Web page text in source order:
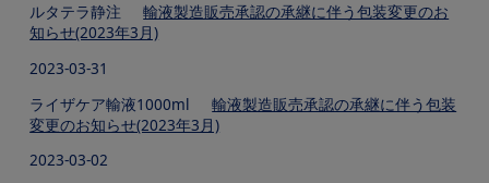
ルタテラ静注
輸液製造販売承認の承継に伴う包装変更のお
知らせ(2023年3月)
2023-03-31
ライザケア輸液1000ml輸液製造販売承認の承継に伴う包装
変更のお知らせ(2023年3月)
2023-03-02